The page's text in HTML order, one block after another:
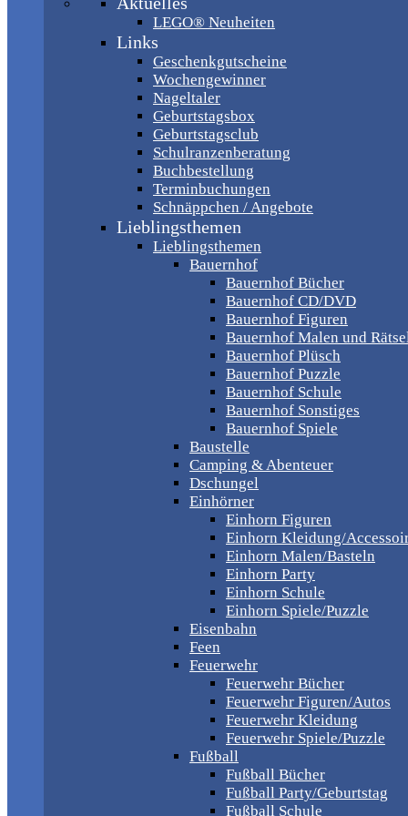
LEGO® Neuheiten
Links
Geschenkgutscheine
Wochengewinner
Nageltaler
Geburtstagsbox
Geburtstagsclub
Schulranzenberatung
Buchbestellung
Terminbuchungen
Schnäppchen / Angebote
Lieblingsthemen
Lieblingsthemen
Bauernhof
Bauernhof Bücher
Bauernhof CD/DVD
Bauernhof Figuren
Bauernhof Malen und
Bauernhof Plüsch
Bauernhof Puzzle
Bauernhof Schule
Bauernhof Sonstiges
Bauernhof Spiele
Baustelle
Camping & Abenteuer
Dschungel
Einhörner
Einhorn Figuren
Einhorn Kleidung/
Einhorn Malen/Basteln
Einhorn Party
Einhorn Schule
Einhorn Spiele/Puzzle
Eisenbahn
Feen
Feuerwehr
Feuerwehr Bücher
Feuerwehr Figuren/Autos
Feuerwehr Kleidung
Feuerwehr Spiele/Puzzle
Fußball
Fußball Bücher
Fußball Party/Geburtstag
Fußball Schule